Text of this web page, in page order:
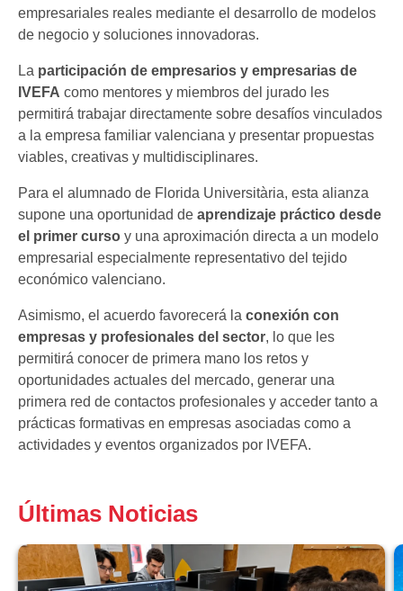
empresariales reales mediante el desarrollo de modelos
de negocio y soluciones innovadoras.
La participación de empresarios y empresarias de
IVEFA como mentores y miembros del jurado les
permitirá trabajar directamente sobre desafíos vinculados
a la empresa familiar valenciana y presentar propuestas
viables, creativas y multidisciplinares.
Para el alumnado de Florida Universitària, esta alianza
supone una oportunidad de aprendizaje práctico desde
el primer curso y una aproximación directa a un modelo
empresarial especialmente representativo del tejido
económico valenciano.
Asimismo, el acuerdo favorecerá la conexión con
empresas y profesionales del sector, lo que les
permitirá conocer de primera mano los retos y
oportunidades actuales del mercado, generar una
primera red de contactos profesionales y acceder tanto a
prácticas formativas en empresas asociadas como a
actividades y eventos organizados por IVEFA.
Últimas Noticias